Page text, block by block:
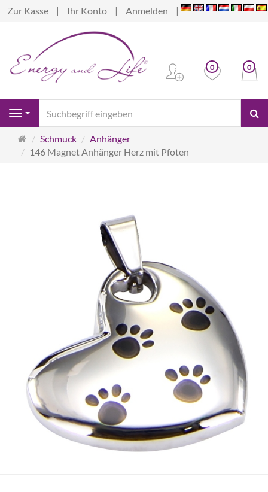
Zur Kasse Ihr Konto Anmelden
0 0
Navigation
Startseite
Schmuck
Anhänger
146 Magnet Anhänger Herz mit Pfoten